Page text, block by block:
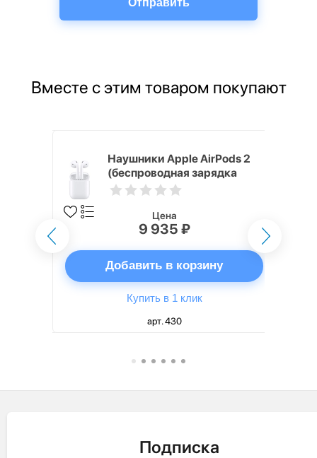
Вместе с этим товаром покупают
Наушники Apple AirPods 2
(беспроводная зарядка
кейса)
Цена
9 935 ₽
Добавить в корзину
Купить в 1 клик
арт. 430
Подписка